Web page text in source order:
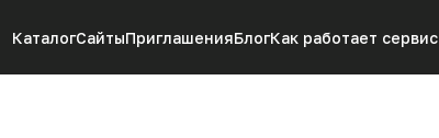
КаталогСайтыПриглашенияБлогКак работает сервис